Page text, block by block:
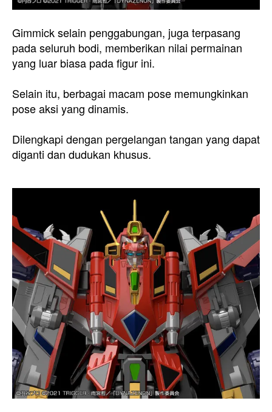
Gimmick selain penggabungan, juga terpasang
pada seluruh bodi, memberikan nilai permainan
yang luar biasa pada figur ini.
Selain itu, berbagai macam pose memungkinkan
pose aksi yang dinamis.
Dilengkapi dengan pergelangan tangan yang dapat
diganti dan dudukan khusus.